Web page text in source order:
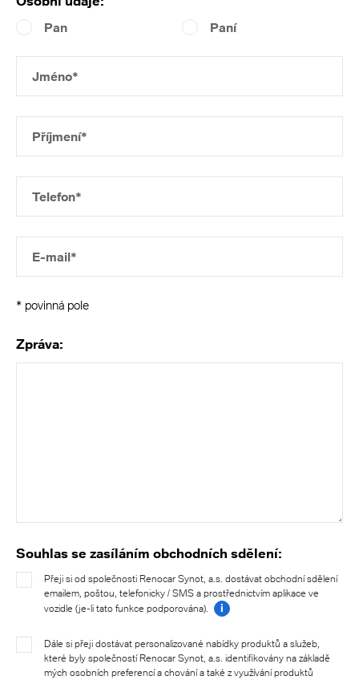
Pan Paní
Jméno*
Příjmení*
Telefon*
E-mail*
* povinná pole
Zpráva:
Souhlas se zasíláním obchodních sdělení:
Přeji si od společnosti Renocar Synot, a.s. dostávat obchodní sdělení
emailem, poštou, telefonicky / SMS a prostřednictvím aplikace ve
vozidle (je-li tato funkce podporována).
i
Dále si přeji dostávat personalizované nabídky produktů a služeb,
které byly společností Renocar Synot, a.s. identifikovány na základě
mých osobních preferencí a chování a také z využívání produktů